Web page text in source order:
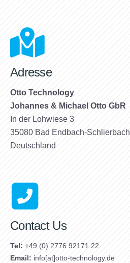
Adresse
Otto Technology
Johannes & Michael Otto GbR
In der Lohwiese 3
35080 Bad Endbach-Schlierbach
Deutschland
Contact Us
Tel:+49 (0) 2776 92171 22
Email:info[at]otto-technology.de